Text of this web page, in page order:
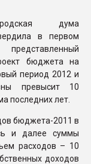
бутылок
ПЕРЕЙТИ НА
дума
в первом
бюджета на
период 2012 и
превысит 10
последних лет.
бюджета-2011 в
и далее суммы
расходов – 10
доходов